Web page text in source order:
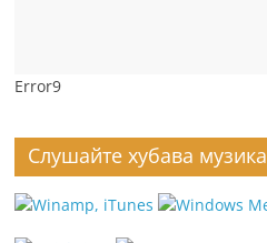
Error9
Слушайте хубава музика